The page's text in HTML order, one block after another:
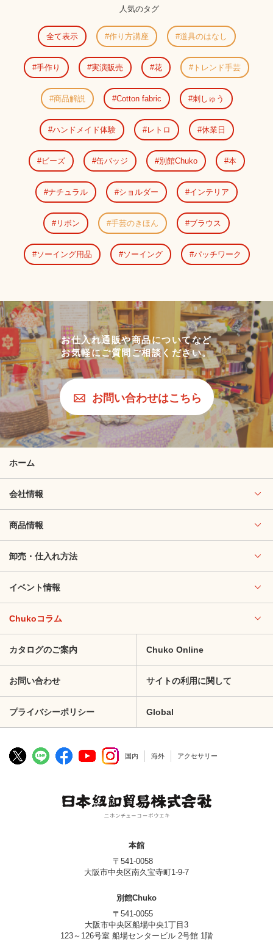
人気のタグ
全て表示 作り方講座 道具のはなし
手作り 実演販売 花 トレンド手芸
商品解説 Cotton fabric 刺しゅう
ハンドメイド体験 レトロ 休業日
ビーズ 缶バッジ 別館Chuko 本
ナチュラル ショルダー インテリア
リボン 手芸のきほん ブラウス
ソーイング用品 ソーイング パッチワーク
お仕入れ通販や商品についてなど
お気軽にご質問ご相談ください。
お問い合わせはこちら
ホーム
会社情報
商品情報
卸売・仕入れ方法
イベント情報
Chukoコラム
カタログのご案内 Chuko Online
お問い合わせ サイトの利用に関して
プライバシーポリシー Global
国内 海外 アクセサリー
本館
〒541-0058
大阪市中央区南久宝寺町1-9-7
別館Chuko
〒541-0055
大阪市中央区船場中央1丁目3
123～126号室 船場センタービル 2号館 1階